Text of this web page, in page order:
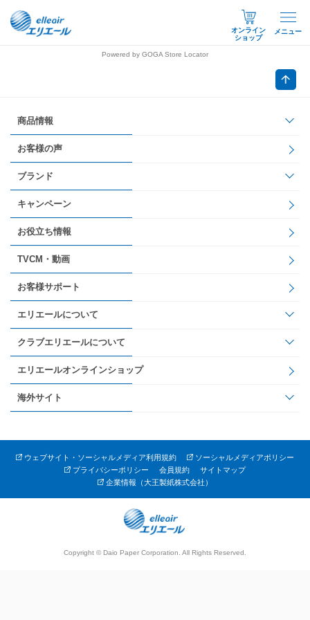
オンライン
ショップ
メニュー
Powered by GOGA Store Locator
商品情報
お客様の声
ブランド
キャンペーン
お役立ち情報
TVCM・動画
お客様サポート
エリエールについて
クラブエリエールについて
エリエールオンラインショップ
海外サイト
ウェブサイト・ソーシャルメディア利用規約
ソーシャルメディアポリシー
プライバシーポリシー
会員規約
サイトマップ
企業情報（大王製紙株式会社）
Copyright © Daio Paper Corporation. All Rights Reserved.